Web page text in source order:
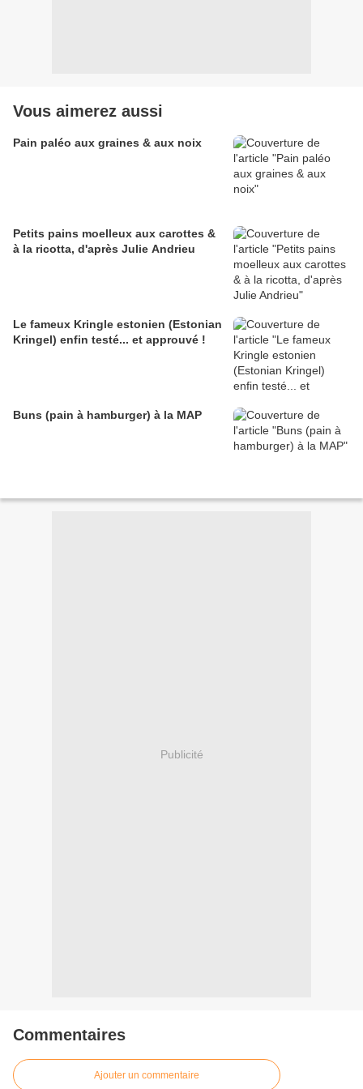
Vous aimerez aussi
Pain paléo aux graines & aux noix
Petits pains moelleux aux carottes &
à la ricotta, d'après Julie Andrieu
Le fameux Kringle estonien (Estonian
Kringel) enfin testé... et approuvé !
Buns (pain à hamburger) à la MAP
Publicité
Commentaires
Ajouter un commentaire